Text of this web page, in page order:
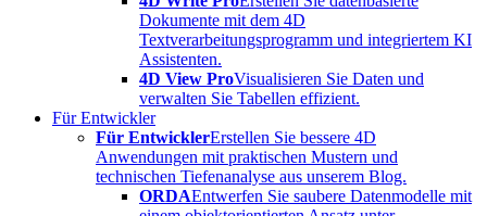
Dokumente mit dem 4D
Textverarbeitungsprogramm und integriertem KI
Assistenten.
4D View ProVisualisieren Sie Daten und
verwalten Sie Tabellen effizient.
Für Entwickler
Für EntwicklerErstellen Sie bessere 4D
Anwendungen mit praktischen Mustern und
technischen Tiefenanalyse aus unserem Blog.
ORDAEntwerfen Sie saubere Datenmodelle mit